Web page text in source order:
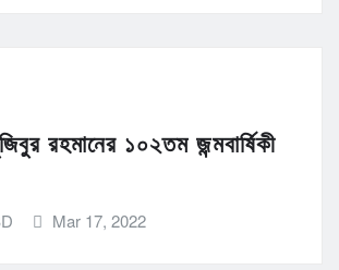
রহমানের ১০২তম জন্মবার্ষিকী
Mar 17, 2022